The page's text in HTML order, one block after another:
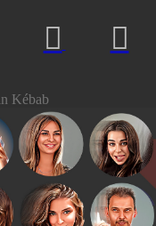
Kébab